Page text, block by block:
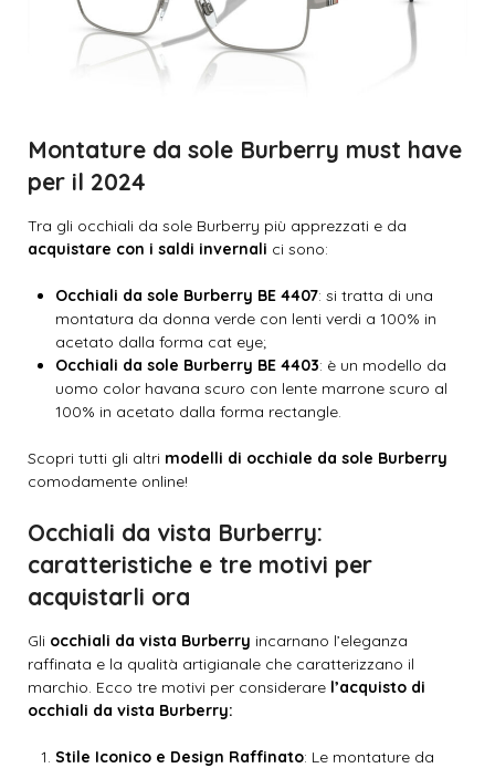
Montature da sole Burberry must have
per il 2024
Tra gli occhiali da sole Burberry più apprezzati e da
acquistare con i saldi invernali ci sono:
Occhiali da sole Burberry BE 4407: si tratta di una
montatura da donna verde con lenti verdi a 100% in
acetato dalla forma cat eye;
Occhiali da sole Burberry BE 4403: è un modello da
uomo color havana scuro con lente marrone scuro al
100% in acetato dalla forma rectangle.
Scopri tutti gli altri modelli di occhiale da sole Burberry
comodamente online!
Occhiali da vista Burberry:
caratteristiche e tre motivi per
acquistarli ora
Gli occhiali da vista Burberry incarnano l’eleganza
raffinata e la qualità artigianale che caratterizzano il
marchio. Ecco tre motivi per considerare l’acquisto di
occhiali da vista Burberry:
Stile Iconico e Design Raffinato: Le montature da